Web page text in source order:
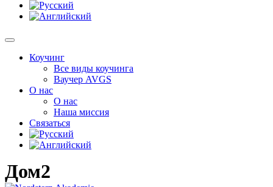
Коучинг
Все виды коучинга
Ваучер AVGS
О нас
О нас
Наша миссия
Связаться
Дом2